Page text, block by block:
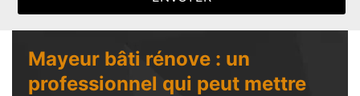
Mayeur bâti rénove : un
professionnel qui peut mettre